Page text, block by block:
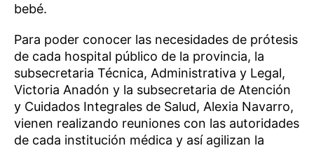
bebé.
Para poder conocer las necesidades de prótesis
de cada hospital público de la provincia, la
subsecretaria Técnica, Administrativa y Legal,
Victoria Anadón y la subsecretaria de Atención
y Cuidados Integrales de Salud, Alexia Navarro,
vienen realizando reuniones con las autoridades
de cada institución médica y así agilizan la